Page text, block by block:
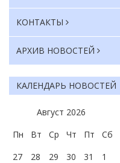
КОНТАКТЫ
АРХИВ НОВОСТЕЙ
КАЛЕНДАРЬ НОВОСТЕЙ
Август 2026
Пн
Вт Ср Чт Пт Сб
27
28 29 30 31 1